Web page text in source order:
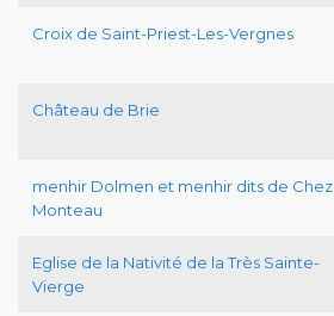
Croix de Saint-Priest-Les-Vergnes
Château de Brie
menhir Dolmen et menhir dits de Chez
Monteau
Eglise de la Nativité de la Très Sainte-
Vierge